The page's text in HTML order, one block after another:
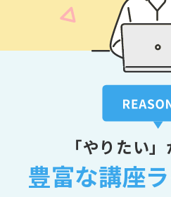
「やりたい
豊富な講座